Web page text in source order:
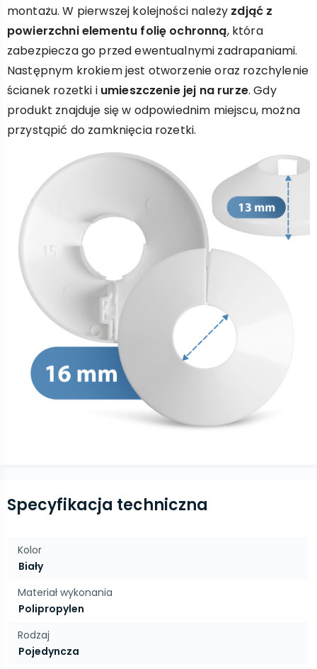
montażu. W pierwszej kolejności należy zdjąć z
powierzchni elementu folię ochronną, która
zabezpiecza go przed ewentualnymi zadrapaniami.
Następnym krokiem jest otworzenie oraz rozchylenie
ścianek rozetki i umieszczenie jej na rurze. Gdy
produkt znajduje się w odpowiednim miejscu, można
przystąpić do zamknięcia rozetki.
Specyfikacja techniczna
Kolor
Biały
Materiał wykonania
Polipropylen
Rodzaj
Pojedyncza